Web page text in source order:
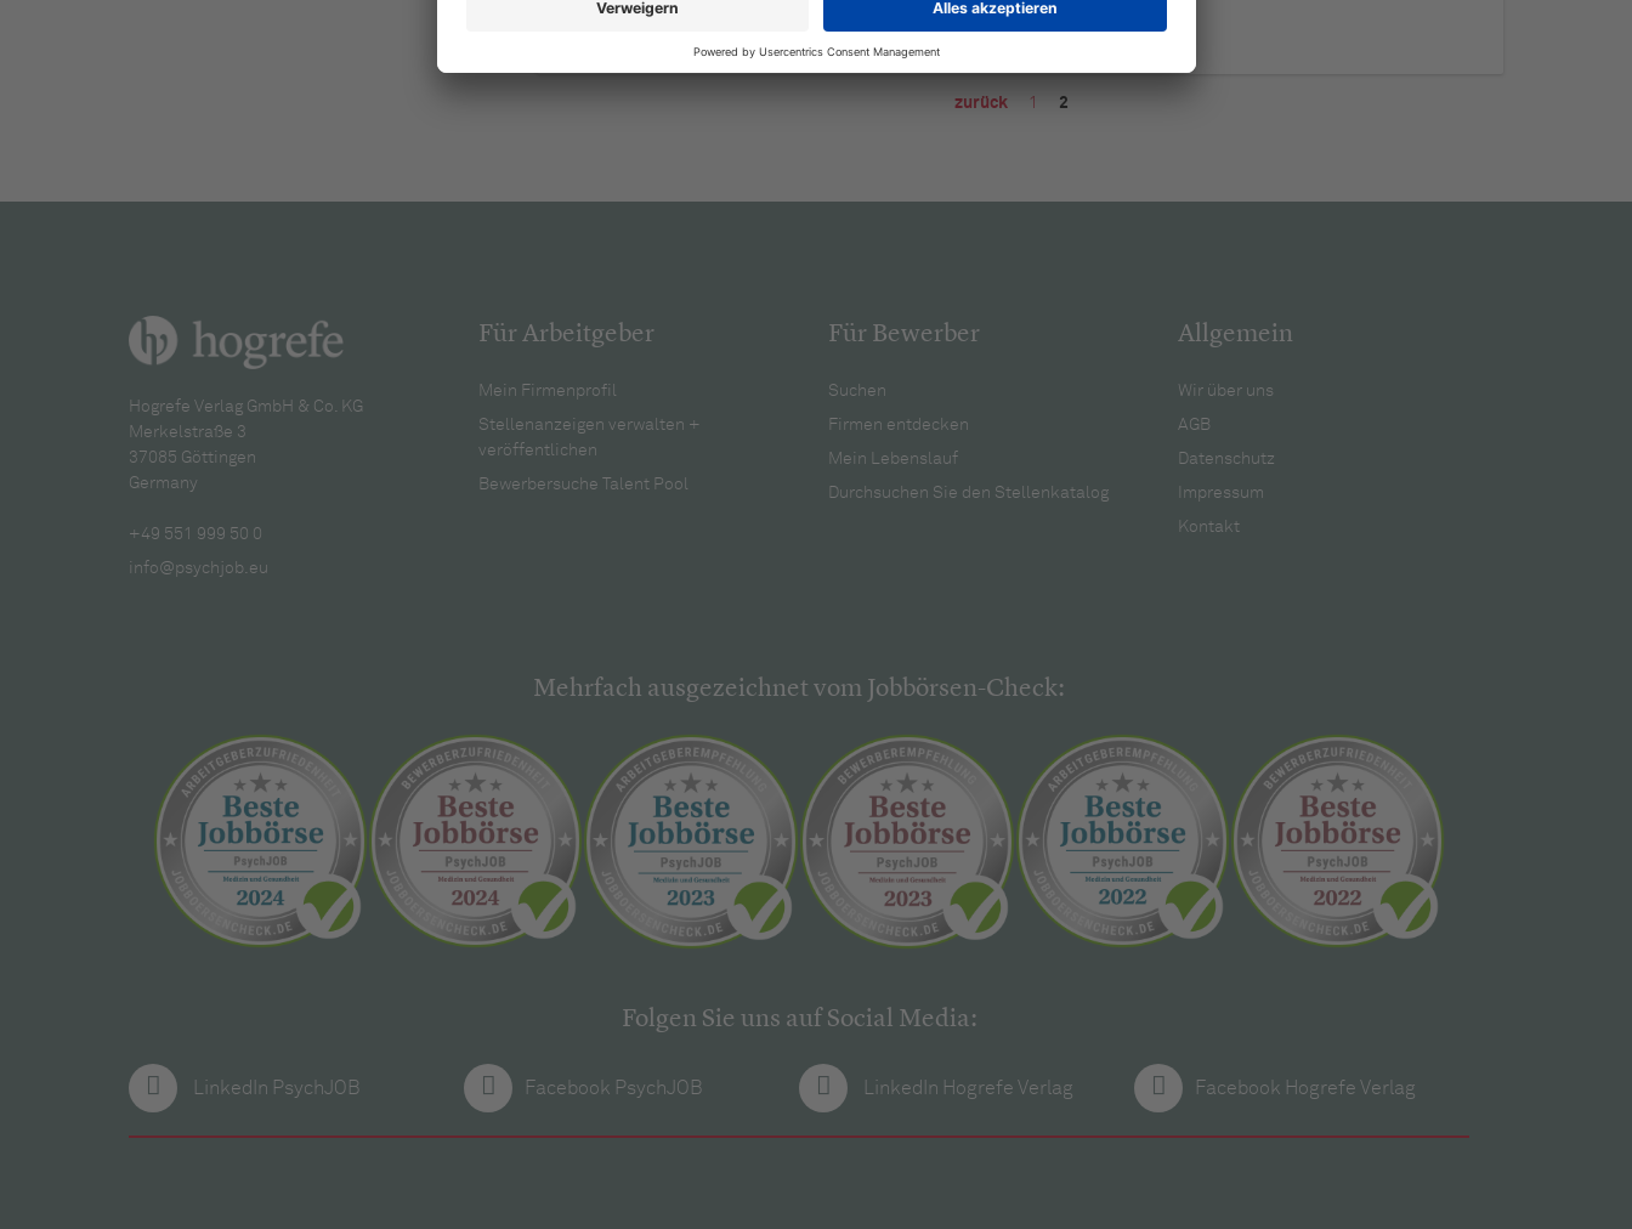
Unternehmensberatungsleistungen
zurück 1 2
Hogrefe Verlag GmbH & Co. KG
Merkelstraße 3
37085 Göttingen
Germany
+49 551 999 50 0
info@psychjob.eu
Für Arbeitgeber
Mein Firmenprofil
Stellenanzeigen verwalten +
veröffentlichen
Bewerbersuche Talent Pool
Für Bewerber
Suchen
Firmen entdecken
Mein Lebenslauf
Durchsuchen Sie den Stellenkatalog
Allgemein
Wir über uns
AGB
Datenschutz
Impressum
Kontakt
Mehrfach ausgezeichnet vom Jobbörsen-Check:
Folgen Sie uns auf Social Media:
LinkedIn PsychJOB Facebook PsychJOB LinkedIn Hogrefe Verlag Facebook Hogrefe Verlag